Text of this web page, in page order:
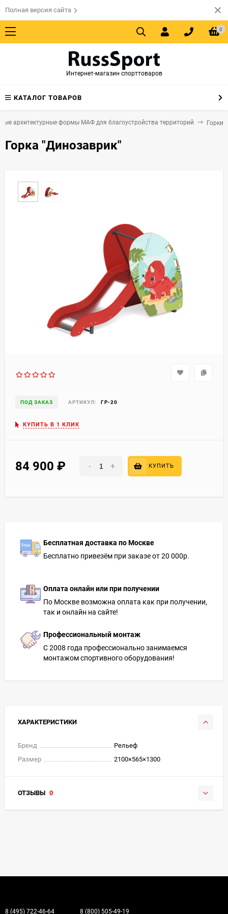
Полная версия сайта
0
Интернет-магазин спорттоваров
КАТАЛОГ ТОВАРОВ
архитектурные формы МАФ для благоустройства территорий Горки
Горка "Динозаврик"
ПОД ЗАКАЗ АРТИКУЛ: ГР-20
КУПИТЬ В 1 КЛИК
84 900 - + КУПИТЬ
Бесплатная доставка по Москве
Бесплатно привезём при заказе от 20 000р.
Оплата онлайн или при получении
По Москве возможна оплата как при получении,
так и онлайн на сайте!
Профессиональный монтаж
С 2008 года профессионально занимаемся
монтажом спортивного оборудования!
ХАРАКТЕРИСТИКИ
Бренд
Рельеф
Размер
2100×565×1300
ОТЗЫВЫ 0
8 (495) 722-46-64 8 (800) 505-49-19